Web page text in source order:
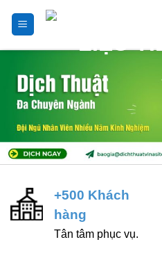
+500 Khách
hàng
Tân tâm phục vụ.